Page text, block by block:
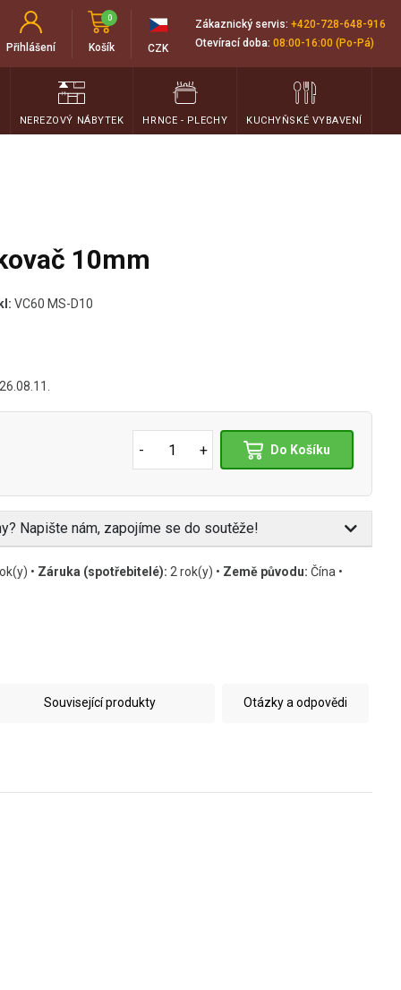
Přihlášení Košík
0
CZK
Zákaznický servis: +420-728-648-916
Otevírací doba: 08:00-16:00 (Po-Pá)
NEREZOVÝ NÁBYTEK HRNCE - PLECHY KUCHYŇSKÉ VYBAVENÍ
10mm
VC60 MS-D10
- + Do Košíku
Napište nám, zapojíme se do soutěže!
• Záruka (spotřebitelé): 2 rok(y) • Země původu: Čína •
Související produkty Otázky a odpovědi